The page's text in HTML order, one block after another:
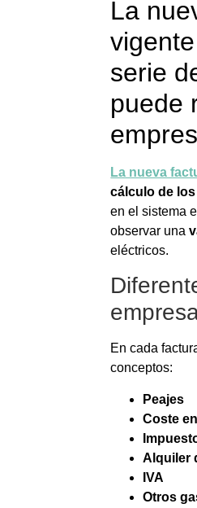
La
serie
puede
La nueva
cálculo de
en el sistema
observar una
eléctricos.
En cada
conceptos:
Peajes
Coste
Alquiler
IVA
Otros